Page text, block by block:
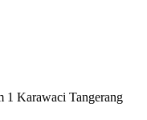
Karawaci Tangerang